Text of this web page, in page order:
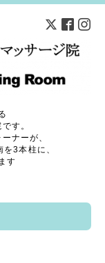
す。
ナーが、
3本柱に、
す